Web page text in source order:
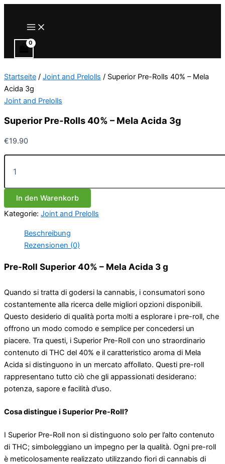
Main
Menu
Startseite / Joint and Prelolls / Superior Pre-Rolls 40% – Mela
Acida 3g
Joint and Prelolls
Superior Pre-Rolls 40% – Mela Acida 3g
€19.90
Superior
Pre-
40%
Mela
Acida
Menge
In den Warenkorb
Kategorie: Joint and Prelolls
Beschreibung
Rezensionen (0)
Pre-Roll Superior 40% – Mela Acida 3 g
Quando si tratta di godersi la cannabis, i consumatori sono
costantemente alla ricerca delle migliori opzioni disponibili.
Questo desiderio di qualità porta molti a esplorare i pre-roll, che
offrono un modo comodo e semplice per concedersi un
piacere. Tra questi, i Superior Pre-Roll con uno straordinario
contenuto di THC del 40% e il caratteristico aroma di Mela
Acida si distinguono in un mercato affollato. Questi pre-roll
rappresentano tutto ciò che gli appassionati desiderano:
potenza, sapore e facilità d’uso.
Cosa distingue i Superior Pre-Roll?
I Superior Pre-Roll non si distinguono solo per l’alto contenuto
di THC; simboleggiano un impegno per la qualità. Ogni pre-roll
è meticolosamente realizzato utilizzando fiori di cannabis di